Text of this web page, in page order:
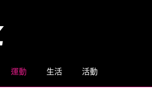
運動 生活 活動